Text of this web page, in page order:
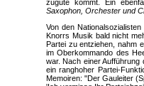
zugute kommt. Ein
Saxophon, Orchester und
Von den
Knorrs Musik bald nicht
Partei zu entziehen, nahm
im Oberkommando des
war. Nach einer
ein ranghoher Partei-
Memoiren: "Der Gauleiter